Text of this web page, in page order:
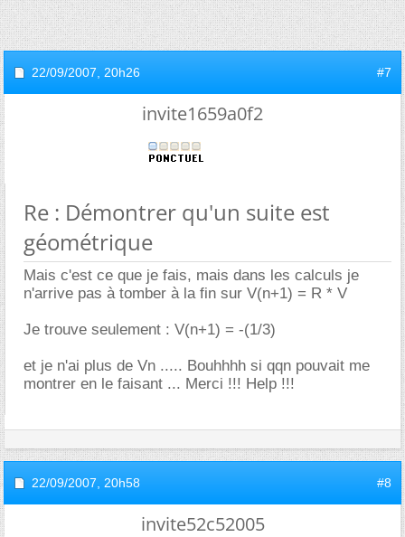
22/09/2007, 20h26 #7
invite1659a0f2
Re : Démontrer qu'un suite est
géométrique
Mais c'est ce que je fais, mais dans les calculs je
n'arrive pas à tomber à la fin sur V(n+1) = R * V
Je trouve seulement : V(n+1) = -(1/3)
et je n'ai plus de Vn ..... Bouhhhh si qqn pouvait me
montrer en le faisant ... Merci !!! Help !!!
22/09/2007, 20h58 #8
invite52c52005